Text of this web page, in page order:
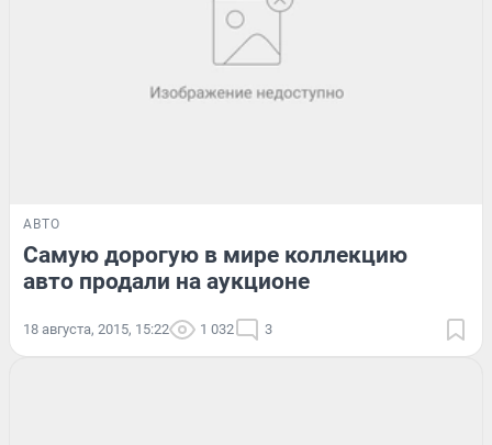
АВТО
Самую дорогую в мире коллекцию
авто продали на аукционе
18 августа, 2015, 15:22 1 032 3